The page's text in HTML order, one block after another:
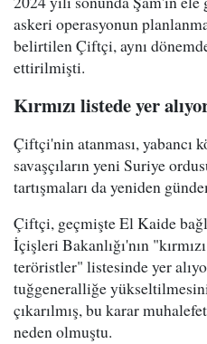
askeri operasyonun
belirtilen Çiftçi, aynı
ettirilmişti.
Kırmızı listede yer
Çiftçi'nin atanması, yabancı
savaşçıların yeni Suriye
tartışmaları da yeniden
Çiftçi, geçmişte El Kaide
İçişleri Bakanlığı'nın
teröristler" listesinde yer
tuğgeneralliğe
çıkarılmış, bu karar
neden olmuştu.